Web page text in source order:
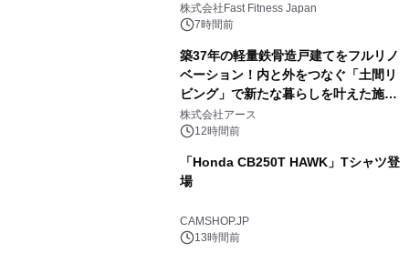
株式会社Fast Fitness Japan
7時間前
築37年の軽量鉄骨造戸建てをフルリノ
ベーション！内と外をつなぐ「土間リ
ビング」で新たな暮らしを叶えた施工
事例を株式会社アースが公開
株式会社アース
12時間前
「Honda CB250T HAWK」Tシャツ登
場
CAMSHOP.JP
13時間前